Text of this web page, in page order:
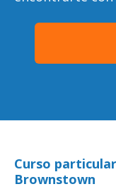
Curso
Brownstown